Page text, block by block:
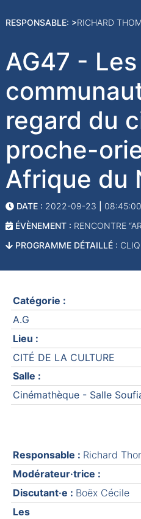
RESPONSABLE: >RICHARD
AG47 - Les
regard du
proche-
Afrique du
DATE : 2022-09-23
ÉVÈNEMENT : RENCONTRE
PROGRAMME DÉTAILLÉ :
Catégorie :
A.G
Lieu :
CITÉ DE LA CULTURE
Salle :
Cinémathèque - Salle
Responsable : Richard
Modérateur·trice :
Discutant·e : Boëx Cécile
Les